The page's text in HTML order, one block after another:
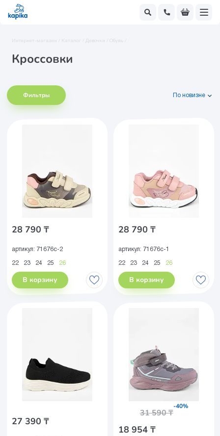
Интернет-магазин / Каталог / Девочки / Обувь /
Кроссовки
Фильтры По новизне
28 790 ₸
артикул: 71676с-2
22 23 24 25 26
В корзину
28 790 ₸
артикул: 71676с-1
22 23 24 25 26
В корзину
27 390 ₸
18 954 ₸
31 590 ₸
-40%